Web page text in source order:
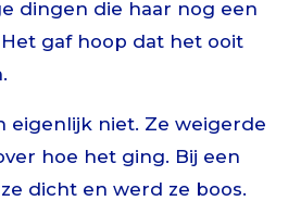
dingen die haar nog een
gaf hoop dat het ooit
eigenlijk niet. Ze weigerde
hoe het ging. Bij een
dicht en werd ze boos.